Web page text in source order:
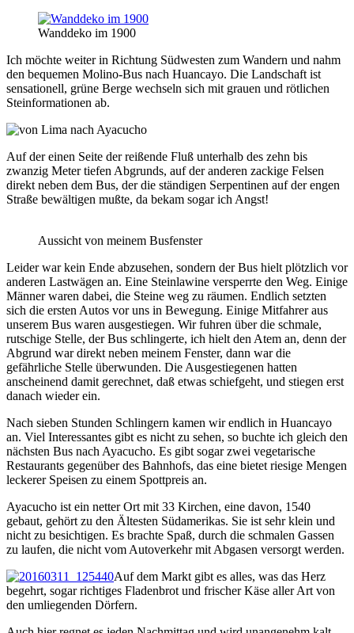
Wanddeko im 1900
Ich möchte weiter in Richtung Südwesten zum Wandern und nahm
den bequemen Molino-Bus nach Huancayo. Die Landschaft ist
sensationell, grüne Berge wechseln sich mit grauen und rötlichen
Steinformationen ab.
Auf der einen Seite der reißende Fluß unterhalb des zehn bis
zwanzig Meter tiefen Abgrunds, auf der anderen zackige Felsen
direkt neben dem Bus, der die ständigen Serpentinen auf der engen
Straße bewältigen mußte, da bekam sogar ich Angst!
Aussicht von meinem Busfenster
Leider war kein Ende abzusehen, sondern der Bus hielt plötzlich vor
anderen Lastwägen an. Eine Steinlawine versperrte den Weg. Einige
Männer waren dabei, die Steine weg zu räumen. Endlich setzten
sich die ersten Autos vor uns in Bewegung. Einige Mitfahrer aus
unserem Bus waren ausgestiegen. Wir fuhren über die schmale,
rutschige Stelle, der Bus schlingerte, ich hielt den Atem an, denn der
Abgrund war direkt neben meinem Fenster, dann war die
gefährliche Stelle überwunden. Die Ausgestiegenen hatten
anscheinend damit gerechnet, daß etwas schiefgeht, und stiegen erst
danach wieder ein.
Nach sieben Stunden Schlingern kamen wir endlich in Huancayo
an. Viel Interessantes gibt es nicht zu sehen, so buchte ich gleich den
nächsten Bus nach Ayacucho. Es gibt sogar zwei vegetarische
Restaurants gegenüber des Bahnhofs, das eine bietet riesige Mengen
leckerer Speisen zu einem Spottpreis an.
Ayacucho ist ein netter Ort mit 33 Kirchen, eine davon, 1540
gebaut, gehört zu den Ältesten Südamerikas. Sie ist sehr klein und
nicht zu besichtigen. Es brachte Spaß, durch die schmalen Gassen
zu laufen, die nicht vom Autoverkehr mit Abgasen versorgt werden.
Auf dem Markt gibt es alles, was das Herz
begehrt, sogar richtiges Fladenbrot und frischer Käse aller Art von
den umliegenden Dörfern.